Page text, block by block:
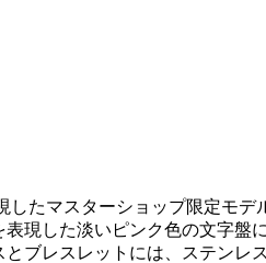
たマスターショップ限定モ
現した淡いピンク色の文字盤に
ブレスレットには、ステンレ